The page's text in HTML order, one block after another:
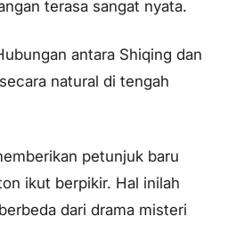
terasa sangat nyata.
antara Shiqing dan
natural di tengah
petunjuk baru
ikut berpikir. Hal inilah
berbeda dari drama misteri